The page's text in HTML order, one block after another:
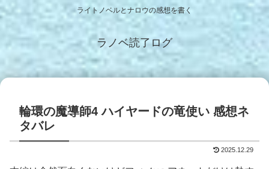
ライトノベルとナロウの感想を書く
ラノベ読了ログ
輪環の魔導師4 ハイヤードの竜使い 感想ネ
タバレ
2025.12.29